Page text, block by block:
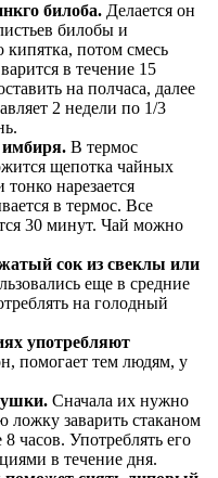
билоба. Делается он
билобы и
кипятка, потом смесь
в течение 15
на полчаса, далее
2 недели по 1/3
В термос
щепотка чайных
нарезается
в термос. Все
30 минут. Чай можно
сок из свеклы или
еще в средние
на голодный
употребляют
помогает тем людям, у
Сначала их нужно
ложку заварить стаканом
часов. Употреблять его
в течение дня.